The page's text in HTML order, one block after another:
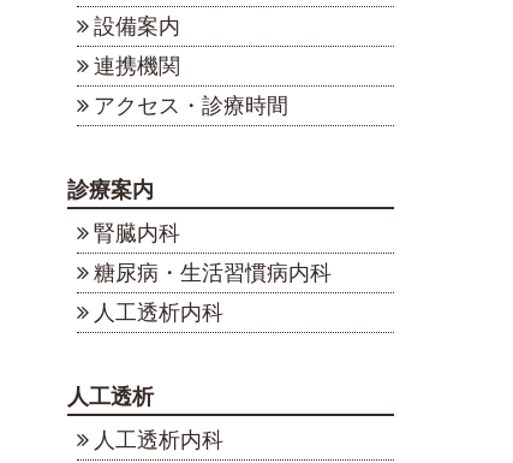
設備案内
連携機関
アクセス・診療時間
診療案内
腎臓内科
糖尿病・生活習慣病内科
人工透析内科
人工透析
人工透析内科